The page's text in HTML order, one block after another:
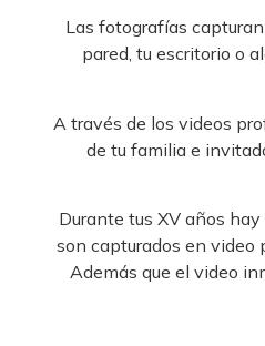
Las fotografías
pared, tu escritorio o
A través de los videos
de tu familia e
Durante tus XV años
son capturados en video
Además que el video